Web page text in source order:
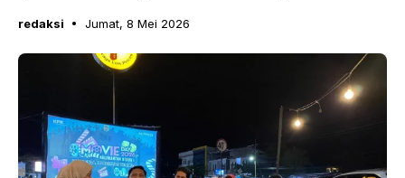
redaksi Jumat, 8 Mei 2026